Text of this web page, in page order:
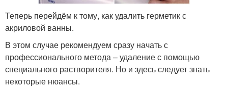
Теперь перейдём к тому, как удалить герметик с
акриловой ванны.
В этом случае рекомендуем сразу начать с
профессионального метода – удаление с помощью
специального растворителя. Но и здесь следует знать
некоторые нюансы.